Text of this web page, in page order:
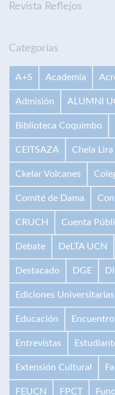
Revista Reflejos
Categorías
A+S Academia
Admisión ALUMNI
Biblioteca Coquimbo
CEITSAZA Chela Lira
Ckelar Volcanes
Comité de Dama
CRUCH Cuenta
Debate DeLTA UCN
Destacado DGE
Ediciones
Educación
Entrevistas
Extensión Cultural
FEUCN FPCT